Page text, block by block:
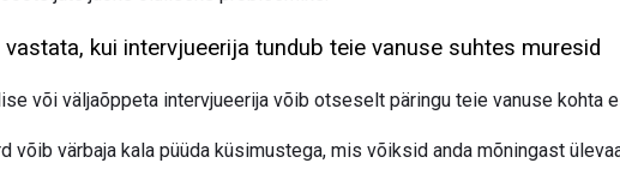
vastata, kui intervjueerija tundub teie vanuse suhtes muresid
või väljaõppeta intervjueerija võib otseselt päringu teie vanuse kohta
võib värbaja kala püüda küsimustega, mis võiksid anda mõningast